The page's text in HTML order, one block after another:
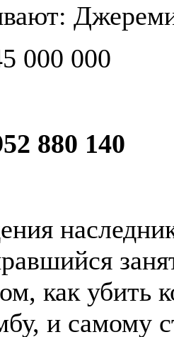
000 000
880 140
как убить
и самому